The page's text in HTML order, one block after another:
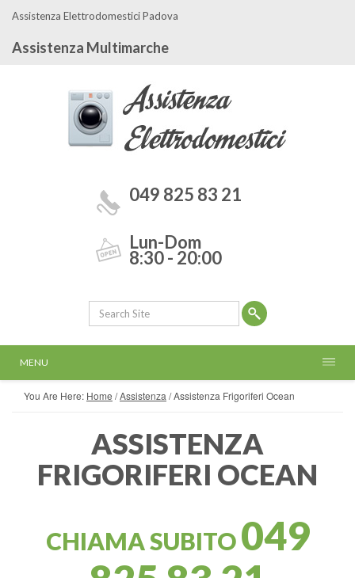
Assistenza Elettrodomestici Padova
Assistenza Multimarche
049 825 83 21
Lun-Dom
8:30 - 20:00
MENU
You Are Here: Home /Assistenza /Assistenza Frigoriferi Ocean
ASSISTENZA
FRIGORIFERI OCEAN
CHIAMA SUBITO049